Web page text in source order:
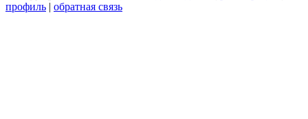
профиль | обратная связь